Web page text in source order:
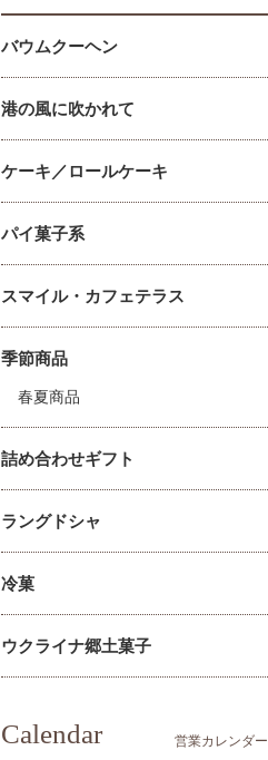
バウムクーヘン
港の風に吹かれて
ケーキ／ロールケーキ
パイ菓子系
スマイル・カフェテラス
季節商品
春夏商品
詰め合わせギフト
ラングドシャ
冷菓
ウクライナ郷土菓子
Calendar 営業カレンダー